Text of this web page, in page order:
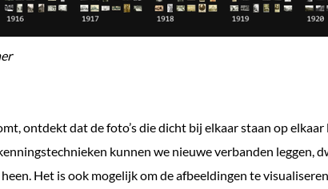
ontdekt dat de foto’s die dicht bij elkaar staan op
kunnen we nieuwe verbanden leggen,
Het is ook mogelijk om de afbeeldingen te